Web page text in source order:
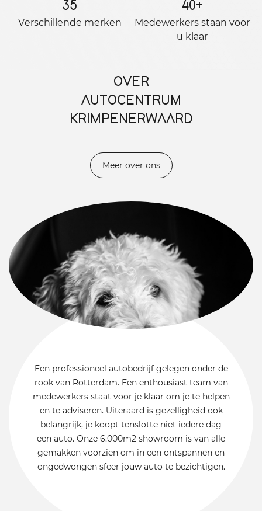
35
Verschillende merken
40+
Medewerkers staan ​​voor
u klaar
OVER
AUTOCENTRUM
KRIMPENERWAARD
Meer over ons
Een professioneel autobedrijf gelegen onder de
rook van Rotterdam. Een enthousiast team van
medewerkers staat voor je klaar om je te helpen
en te adviseren. Uiteraard is gezelligheid ook
belangrijk, je koopt tenslotte niet iedere dag
een auto. Onze 6.000m2 showroom is van alle
gemakken voorzien om in een ontspannen en
ongedwongen sfeer jouw auto te bezichtigen.